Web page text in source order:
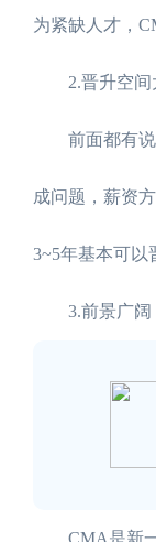
为紧缺人才，
2.晋升空间
前面都有说，
成问题，薪资
3~5年基本可
3.前景广阔
CMA是新一